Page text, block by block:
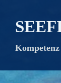
z